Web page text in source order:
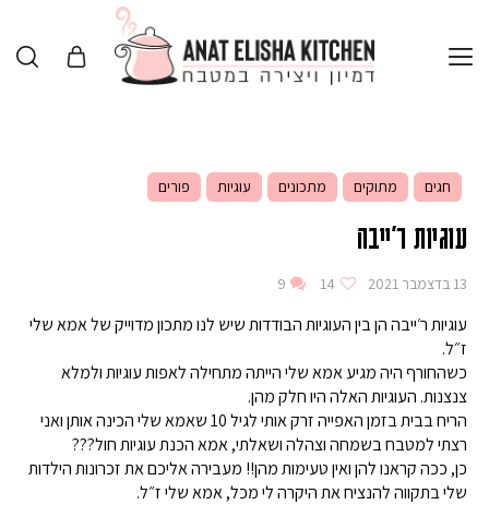
חגים מתוקים מתכונים עוגיות פורים
עוגיות ר'ייבה
13 בדצמבר 2021 14
9
עוגיות ר׳ייבה הן בין העוגיות הבודדות שיש לנו מתכון מדוייק של אמא שלי
ז״ל.
כשהחורף היה מגיע אמא שלי הייתה מתחילה לאפות עוגיות ולמלא
צנצנות. העוגיות האלה היו חלק מהן.
הריח בבית בזמן האפייה זרק אותי לגיל 10 שאמא שלי הכינה אותן ואני
רצתי למטבח בשמחה וצהלה ושאלתי, אמא הכנת עוגיות חול???
כן, ככה קראנו להן ואין טעימות מהן!! מעבירה אליכם את זכרונות הילדות
שלי בתקווה להנציח את היקרה לי מכל, אמא שלי ז״ל.